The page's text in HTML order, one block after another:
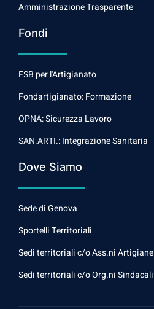
Amministrazione Trasparente
Fondi
FSB per l'Artigianato
Fondartigianato: Formazione
OPNA: Sicurezza Lavoro
SAN.ARTI.: Integrazione Sanitaria
Dove Siamo
Sede di Genova
Sportelli Territoriali
Sedi territoriali c/o Ass.ni Artigiane
Sedi territoriali c/o Org.ni Sindacali